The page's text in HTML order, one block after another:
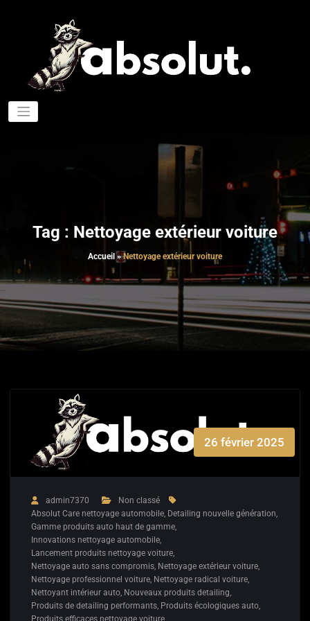
Tag : Nettoyage extérieur voiture
Accueil »Nettoyage extérieur voiture
26 février 2025
admin7370
Non classé
Absolut Care nettoyage automobile, Detailing nouvelle génération,
Gamme produits auto haut de gamme,
Innovations nettoyage automobile,
Lancement produits nettoyage voiture,
Nettoyage auto sans compromis, Nettoyage extérieur voiture,
Nettoyage professionnel voiture, Nettoyage radical voiture,
Nettoyant intérieur auto, Nouveaux produits detailing,
Produits de detailing performants, Produits écologiques auto,